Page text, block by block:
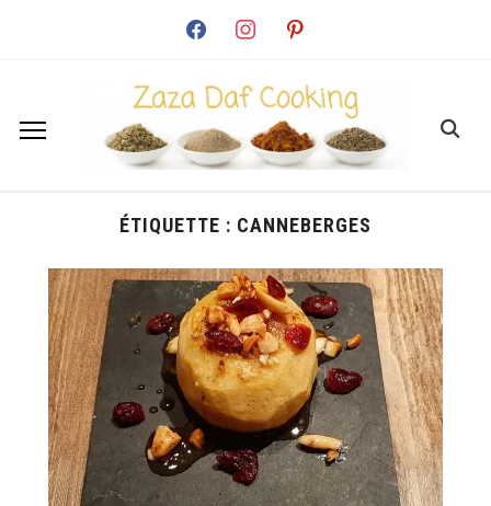
facebook instagrampinterest
ÉTIQUETTE : CANNEBERGES